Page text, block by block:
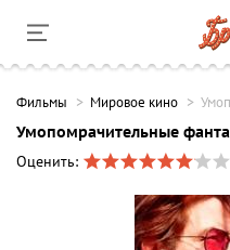
Фильмы Мировое кино
Умопомрачительные
Оценить: